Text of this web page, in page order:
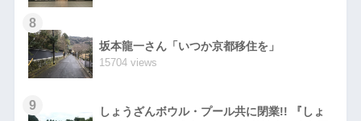
8
坂本龍一さん「いつか京都移住を」
15704 views
9
しょうざんボウル・プール共に閉業!! 『しょ